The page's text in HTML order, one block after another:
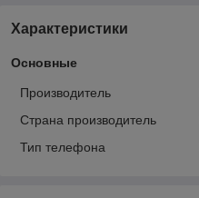
Характеристики
Основные
Производитель
Страна производитель
Тип телефона